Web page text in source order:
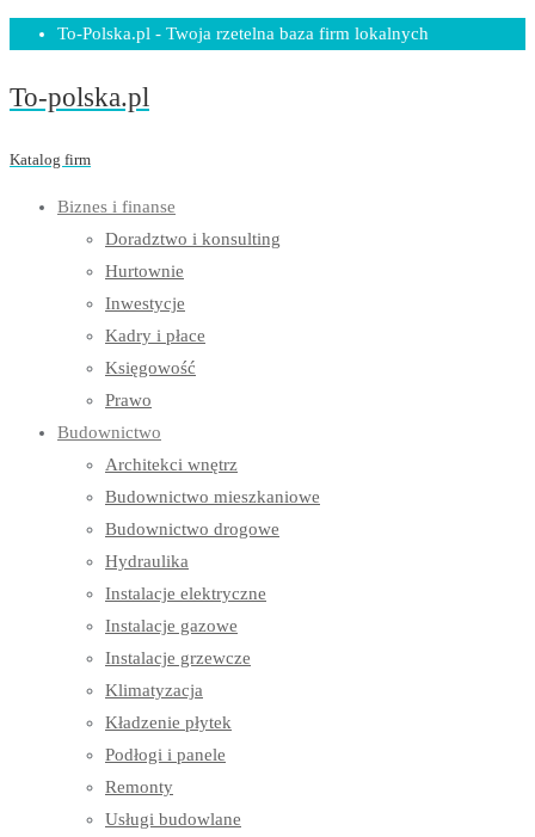
Skip
content
To-Polska.pl - Twoja rzetelna baza firm lokalnych
To-polska.pl
Katalog firm
Biznes i finanse
Doradztwo i konsulting
Hurtownie
Inwestycje
Kadry i płace
Księgowość
Prawo
Budownictwo
Architekci wnętrz
Budownictwo mieszkaniowe
Budownictwo drogowe
Hydraulika
Instalacje elektryczne
Instalacje gazowe
Instalacje grzewcze
Klimatyzacja
Kładzenie płytek
Podłogi i panele
Remonty
Usługi budowlane